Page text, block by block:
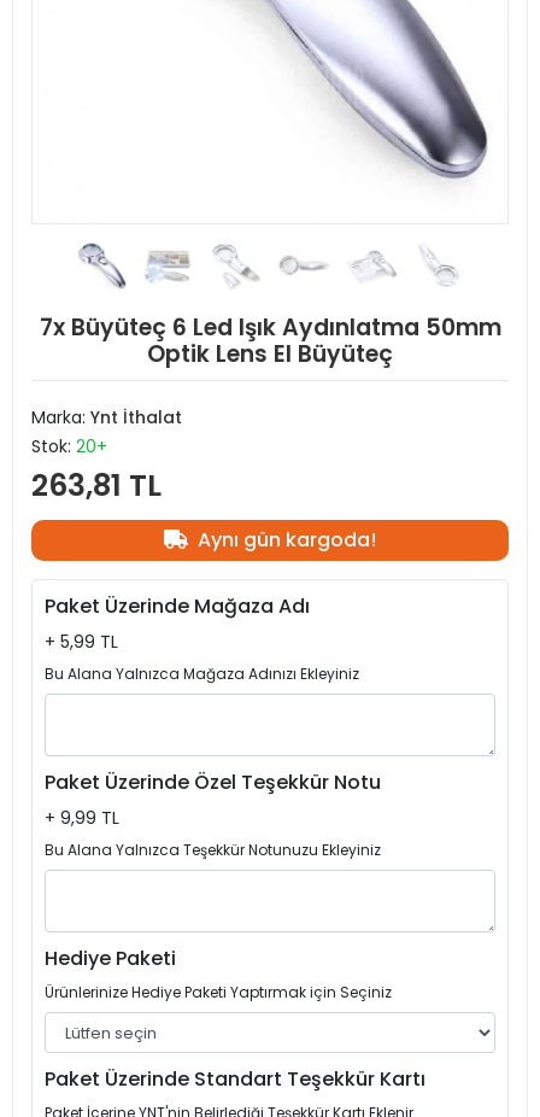
7x Büyüteç 6 Led Işık Aydınlatma 50mm
Optik Lens El Büyüteç
Marka: Ynt İthalat
Stok: 20+
263,81 TL
Aynı gün kargoda!
Paket Üzerinde Mağaza Adı
+ 5,99 TL
Bu Alana Yalnızca Mağaza Adınızı Ekleyiniz
Paket Üzerinde Özel Teşekkür Notu
+ 9,99 TL
Bu Alana Yalnızca Teşekkür Notunuzu Ekleyiniz
Hediye Paketi
Ürünlerinize Hediye Paketi Yaptırmak için Seçiniz
Paket Üzerinde Standart Teşekkür Kartı
Paket İçerine YNT'nin Belirlediği Teşekkür Kartı Eklenir